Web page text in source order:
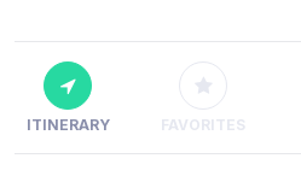
ITINERARY FAVORITES